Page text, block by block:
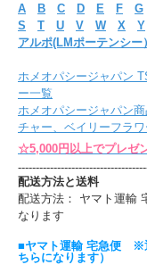
A
B C D E F G
S
T U V W X Y
アルポ(LMポーテンシー）
ホメオパシージャパン
ー一覧
ホメオパシージャパン
チャー、ベイリーフラワ
☆5,000円以上でプレゼ
配送方法と送料
配送方法： ヤマト運輸
なります
■ヤマト運輸 宅急便 ※
ちらになります）